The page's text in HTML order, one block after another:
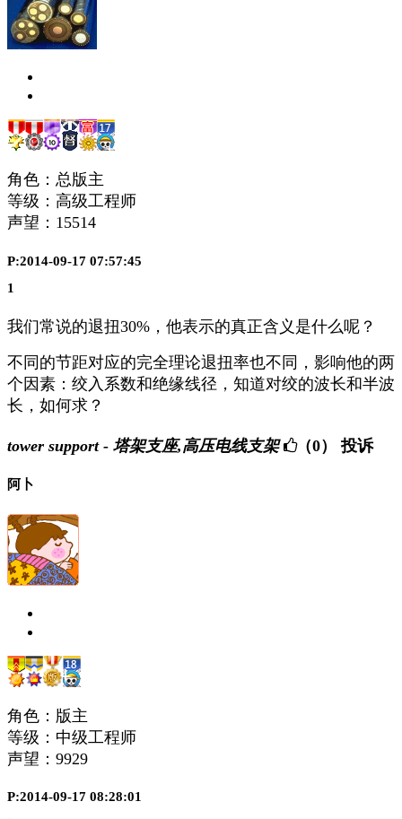
角色：总版主
等级：高级工程师
声望： 15514
P:2014-09-17 07:57:45
1
我们常说的退扭30%，他表示的真正含义是什么呢？
不同的节距对应的完全理论退扭率也不同，影响他的两
个因素：绞入系数和绝缘线径，知道对绞的波长和半波
长，如何求？
tower support - 塔架支座,高压电线支架 （0） 投诉
阿卜
角色：版主
等级：中级工程师
声望： 9929
P:2014-09-17 08:28:01